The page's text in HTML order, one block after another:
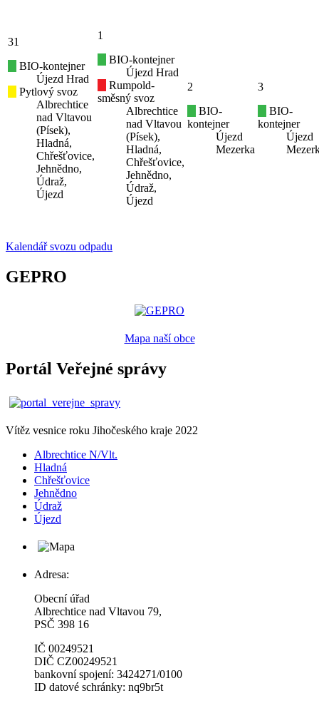
31
BIO-kontejner
Újezd Hrad
Pytlový svoz
Albrechtice
nad Vltavou
(Písek),
Hladná,
Chřešťovice,
Jehnědno,
Údraž,
Újezd
1
BIO-kontejner
Újezd Hrad
Rumpold-
směsný svoz
Albrechtice
nad Vltavou
(Písek),
Hladná,
Chřešťovice,
Jehnědno,
Údraž,
Újezd
2
BIO-
kontejner
Újezd
Mezerka
3
BIO-
kontejner
Újezd
Kalendář svozu odpadu
GEPRO
Mapa naší obce
Portál Veřejné správy
Vítěz vesnice roku Jihočeského kraje 2022
Albrechtice N/Vlt.
Hladná
Chřešťovice
Jehnědno
Údraž
Újezd
Adresa:
Obecní úřad
Albrechtice nad Vltavou 79,
PSČ 398 16
IČ 00249521
DIČ CZ00249521
bankovní spojení: 3424271/0100
ID datové schránky: nq9br5t